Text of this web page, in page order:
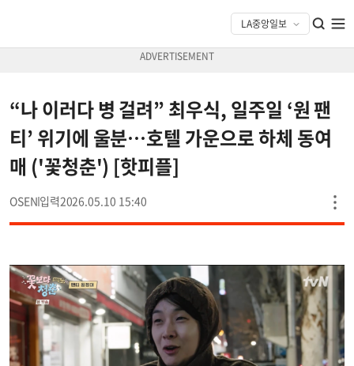
“나 이러다 병 걸려” 최우식, 일주일 ‘원 팬
티’ 위기에 울분…호텔 가운으로 하체 동여
매 ('꽃청춘') [핫피플]
OSEN 2026.05.10 15:40